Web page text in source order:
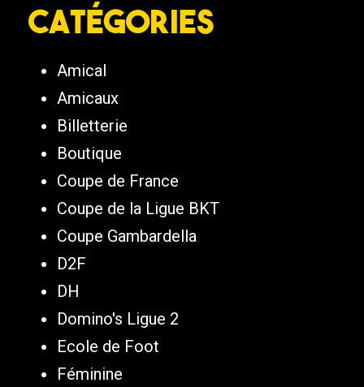
Catégories
Amical
Amicaux
Billetterie
Boutique
Coupe de France
Coupe de la Ligue BKT
Coupe Gambardella
D2F
DH
Domino's Ligue 2
Ecole de Foot
Féminine